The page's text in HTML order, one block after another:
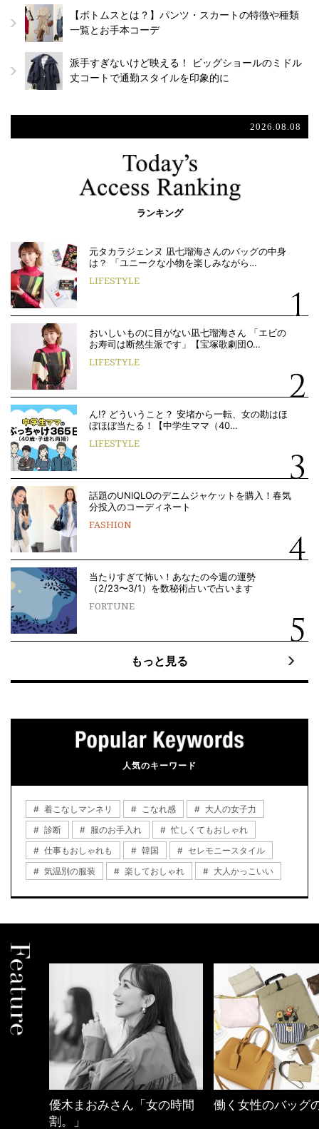
【ボトムスとは？】パンツ・スカートの特徴や種類
一覧とお手本コーデ
派手すぎないけど映える！ ビッグショールのミドル
丈コートで通勤スタイルを印象的に
2026.08.08
ランキング
元タカラジェンヌ 凪七瑠海さんのバッグの中身
は？ 「ユニークな小物を楽しみながら…
LIFESTYLE
おいしいものに目がない凪七瑠海さん 「エビの
お寿司は断然生派です」【宝塚歌劇団O…
LIFESTYLE
ん!? どういうこと？ 安堵から一転、女の勘はほ
ぼほぼ当たる！【中学生ママ（40…
LIFESTYLE
話題のUNIQLOのデニムジャケットを購入！春気
分投入のコーディネート
FASHION
当たりすぎて怖い！あなたの今週の運勢
（2/23〜3/1）を数秘術占いで占います
FORTUNE
もっと見る
人気のキーワード
着こなしマンネリ こなれ感
大人の女子力
診断
服のお手入れ
忙しくてもおしゃれ
仕事もおしゃれも
韓国
セレモニースタイル
気温別の服装
楽しておしゃれ 大人かっこいい
働く女性のバッグの中身
【ワーママのきれ